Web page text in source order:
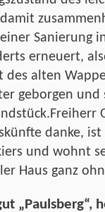
Sanierung
erneuert,
des alten
geborgen
danke,
und wohnt
Haus ganz
„Paulsberg“,